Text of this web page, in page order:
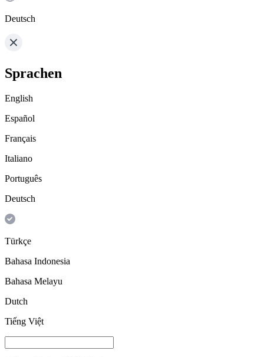
Deutsch
Sprachen
English
Español
Français
Italiano
Português
Deutsch
Türkçe
Bahasa Indonesia
Bahasa Melayu
Dutch
Tiếng Việt